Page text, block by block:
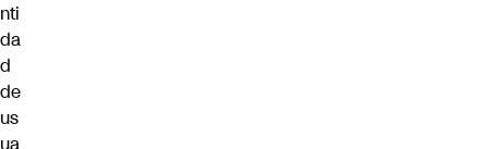
nti
da
d
de
us
ua